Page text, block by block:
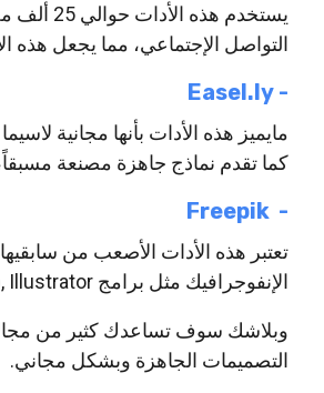
يستخدم
التواصل الإجتماعي، مما يجعل
‏-‏ ‏Easel.ly
مايميز هذه الأدات بأنها مجانية
كما تقدم نماذج جاهزة مصنعة مسبقاً،
-‏
Freepik
تعتبر هذه الأدات الأصعب من
الإنفوجرافيك مثل برامج Photoshop, Illustrator .
وبلاشك سوف تساعدك كثير من
التصميمات الجاهزة وبشكل مجاني.